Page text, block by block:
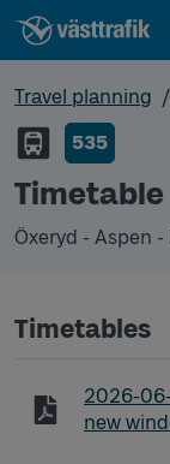
Travel planning
535
Öxeryd - Aspen -
Timetables
2026-
new